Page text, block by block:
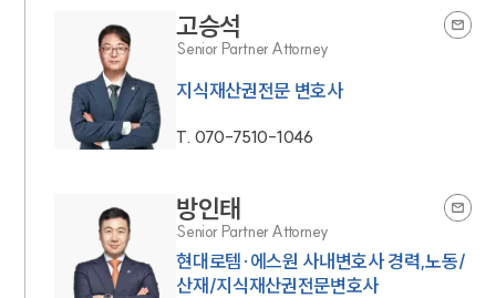
고승석
Senior Partner Attorney
지식재산권전문 변호사
T. 070-7510-1046
방인태
Senior Partner Attorney
현대로템·에스원 사내변호사 경력,노동/
산재/지식재산권전문변호사